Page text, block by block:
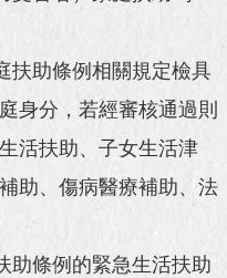
扶助條例相關規定檢具
身分，若經審核通過則
活扶助、子女生活津
助、傷病醫療補助、法
助條例的緊急生活扶助